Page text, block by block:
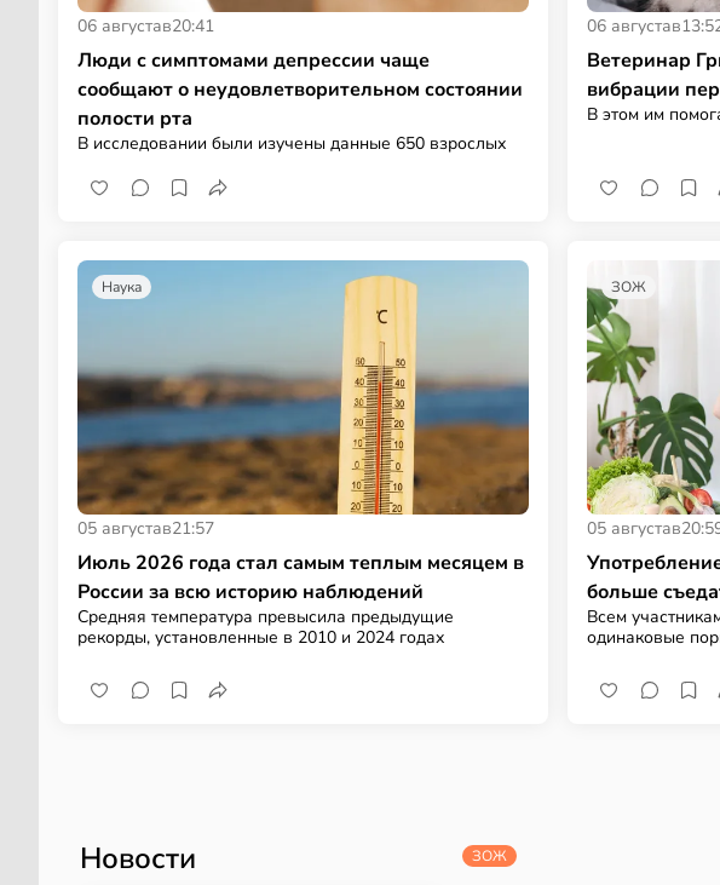
06 августав20:41
Люди с симптомами депрессии чаще
сообщают о неудовлетворительном состоянии
полости рта
В исследовании были изучены данные 650 взрослых
06 августав
Ветеринар
вибрации
В этом им
Наука
05 августав21:57
Июль 2026 года стал самым теплым месяцем в
России за всю историю наблюдений
Средняя температура превысила предыдущие
рекорды, установленные в 2010 и 2024 годах
ЗОЖ
05 августав
больше
Всем
одинаковые
Новости ЗОЖ